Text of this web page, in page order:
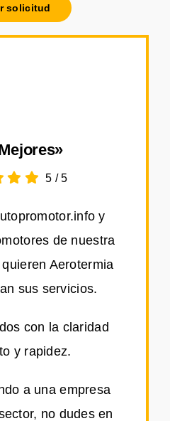
solicitud
5 /5
y
de nuestra
Aerotermia
sus servicios.
con la claridad
y rapidez.
a una empresa
no dudes en